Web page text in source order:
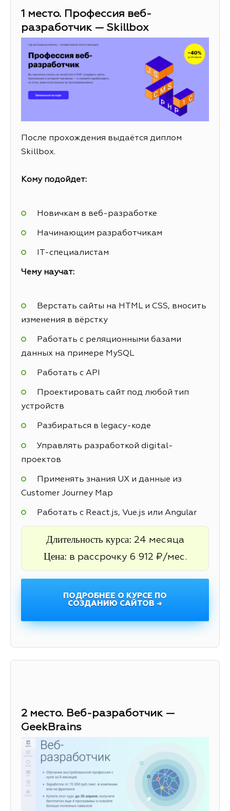
1 место. Профессия веб-
разработчик — Skillbox
После прохождения выдаётся диплом
Skillbox.
Кому подойдет:
Новичкам в веб-разработке
Начинающим разработчикам
IT-специалистам
Чему научат:
Верстать сайты на HTML и CSS, вносить
изменения в вёрстку
Работать с реляционными базами
данных на примере MySQL
Работать с API
Проектировать сайт под любой тип
устройств
Разбираться в legacy-коде
Управлять разработкой digital-
проектов
Применять знания UX и данные из
Customer Journey Map
Работать с React.js, Vue.js или Angular
Длительность курса: 24 месяца
Цена: в рассрочку 6 912 ₽/мес.
ПОДРОБНЕЕ О КУРСЕ ПО
СОЗДАНИЮ САЙТОВ →
2 место. Веб-разработчик —
GeekBrains